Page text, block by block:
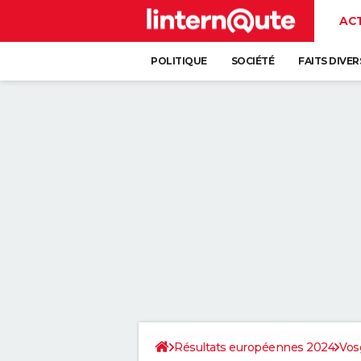
POLITIQUE SOCIÉTÉ FAITS
Résultats européennes 2024